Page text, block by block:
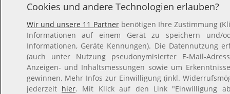
Cookies und andere Technologien erlauben?
Wir und unsere 11 Partnerbenötigen Ihre Zustimmung
Informationen auf einem Gerät zu speichern und/
Informationen, Geräte Kennungen). Die Datennutzung
(auch unter Nutzung pseudonymisierter E-Mail-
Anzeigen- und Inhaltsmessungen sowie um
gewinnen. Mehr Infos zur Einwilligung (inkl.
jederzeit hier. Mit Klick auf den Link "Einwilligung